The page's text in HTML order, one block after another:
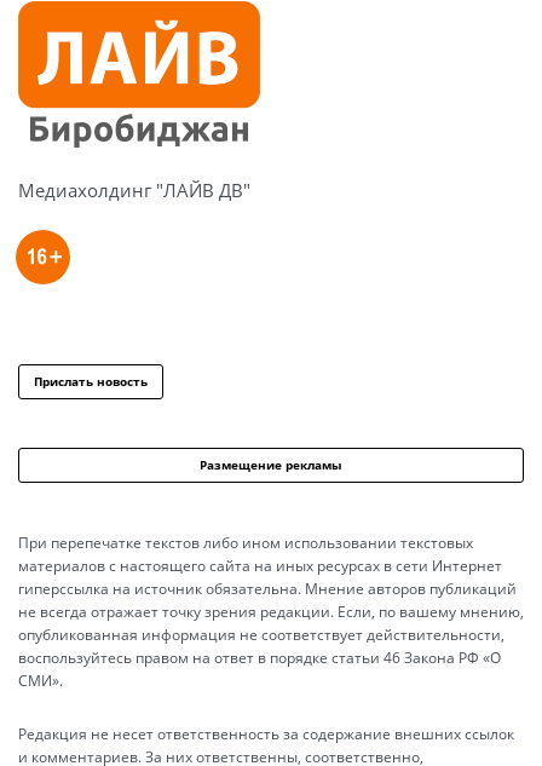
Медиахолдинг "ЛАЙВ ДВ"
Прислать новость
Размещение рекламы
При перепечатке текстов либо ином использовании текстовых
материалов с настоящего сайта на иных ресурсах в сети Интернет
гиперссылка на источник обязательна. Мнение авторов публикаций
не всегда отражает точку зрения редакции. Если, по вашему мнению,
опубликованная информация не соответствует действительности,
воспользуйтесь правом на ответ в порядке статьи 46 Закона РФ «О
СМИ».
Редакция не несет ответственность за содержание внешних ссылок
и комментариев. За них ответственны, соответственно,